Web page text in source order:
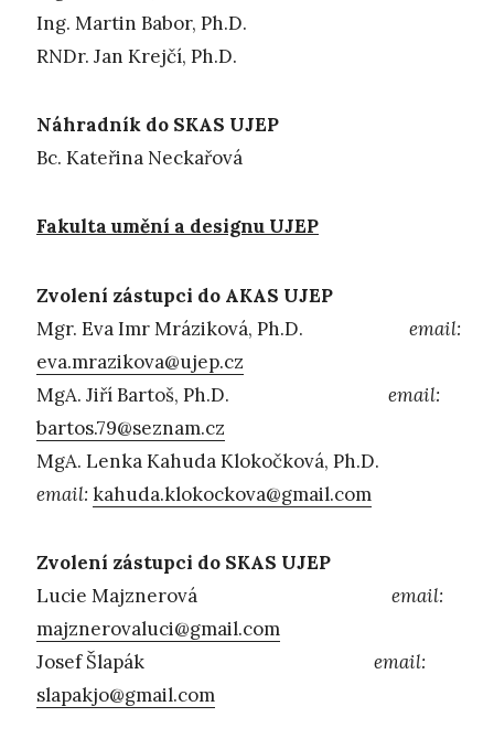
Ing. Martin Babor, Ph.D.
RNDr. Jan Krejčí, Ph.D.
Náhradník do SKAS UJEP
Bc. Kateřina Neckařová
Fakulta umění a designu UJEP
Zvolení zástupci do AKAS UJEP
Mgr. Eva Imr Mráziková, Ph.D. email:
eva.mrazikova@ujep.cz
MgA. Jiří Bartoš, Ph.D. email:
bartos.79@seznam.cz
MgA. Lenka Kahuda Klokočková, Ph.D.
email: kahuda.klokockova@gmail.com
Zvolení zástupci do SKAS UJEP
Lucie Majznerová email:
majznerovaluci@gmail.com
Josef Šlapák email:
slapakjo@gmail.com